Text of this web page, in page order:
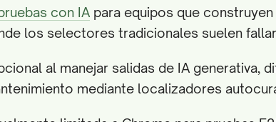
con IA para equipos que
los selectores tradicionales suelen
al manejar salidas de IA generativa,
mediante localizadores